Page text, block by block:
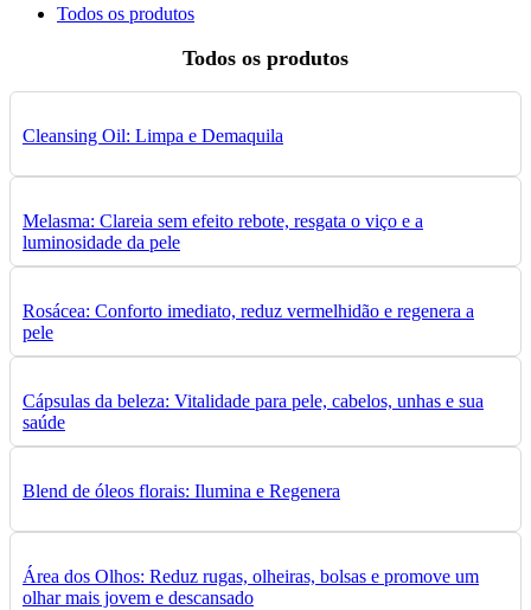
Todos os produtos
Todos os produtos
Cleansing Oil: Limpa e Demaquila
Melasma: Clareia sem efeito rebote, resgata o viço e a
luminosidade da pele
Rosácea: Conforto imediato, reduz vermelhidão e regenera a
pele
Cápsulas da beleza: Vitalidade para pele, cabelos, unhas e sua
saúde
Blend de óleos florais: Ilumina e Regenera
Área dos Olhos: Reduz rugas, olheiras, bolsas e promove um
olhar mais jovem e descansado